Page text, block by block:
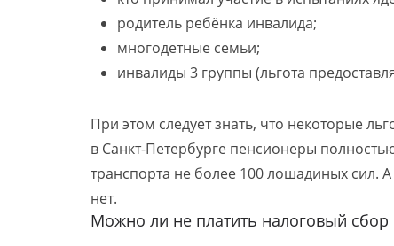
родитель ребёнка инвалида;
многодетные семьи;
инвалиды 3 группы (льгота
При этом следует знать, что некоторые
в Санкт-Петербурге пенсионеры
транспорта не более 100 лошадиных сил.
нет.
Можно ли не платить налоговый сбор